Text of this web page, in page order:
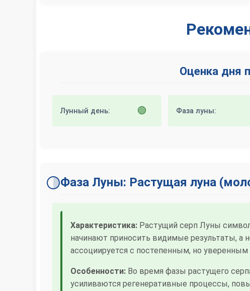
Оценка дня
Лунный день: 🟢 Фаза луны:
Фаза Луны: Растущая луна
Характеристика: Растущий серп Луны
начинают приносить видимые результаты, а
ассоциируется с постепенным, но
Особенности: Во время фазы растущего
усиливаются регенеративные процессы,